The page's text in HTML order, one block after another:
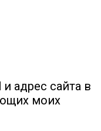
адрес сайта в
моих